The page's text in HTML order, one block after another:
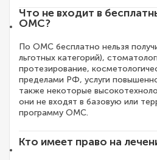
Что не входит в
ОМС?
По ОМС бесплатно нельзя
льготных категорий),
протезирование,
пределами РФ, услуги
также некоторые
они не входят в базовую или
программу ОМС.
Кто имеет право на